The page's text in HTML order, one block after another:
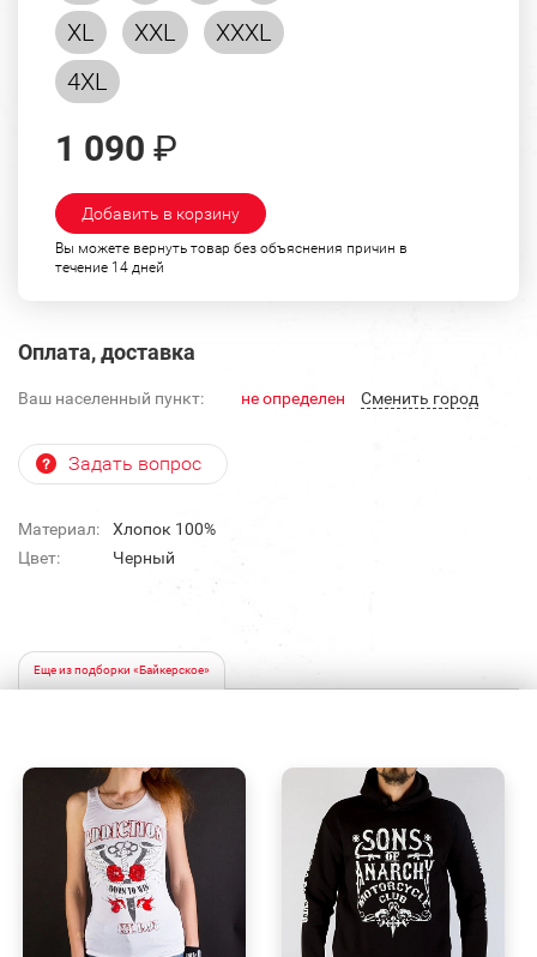
XL
XXL
XXXL
4XL
1 090 ₽
Добавить в корзину
Вы можете вернуть товар без объяснения причин в
течение 14 дней
Оплата, доставка
Ваш населенный пункт: не определен Cменить город
Задать вопрос
Материал:
Хлопок 100%
Цвет:
Черный
Еще из подборки «Байкерское»